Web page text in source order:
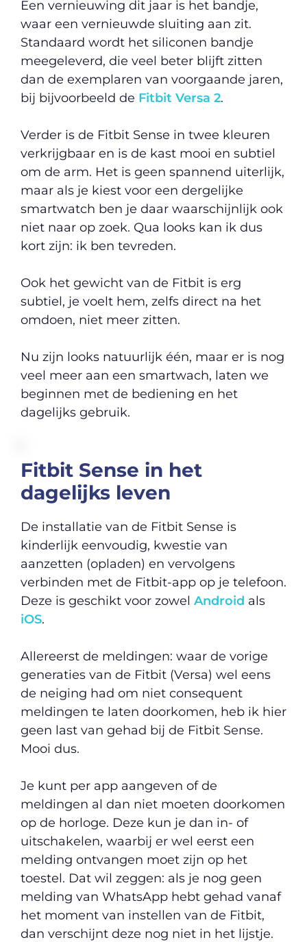
Een vernieuwing dit jaar is het bandje,
waar een vernieuwde sluiting aan zit.
Standaard wordt het siliconen bandje
meegeleverd, die veel beter blijft zitten
dan de exemplaren van voorgaande jaren,
bij bijvoorbeeld de Fitbit Versa 2.
Verder is de Fitbit Sense in twee kleuren
verkrijgbaar en is de kast mooi en subtiel
om de arm. Het is geen spannend uiterlijk,
maar als je kiest voor een dergelijke
smartwatch ben je daar waarschijnlijk ook
niet naar op zoek. Qua looks kan ik dus
kort zijn: ik ben tevreden.
Ook het gewicht van de Fitbit is erg
subtiel, je voelt hem, zelfs direct na het
omdoen, niet meer zitten.
Nu zijn looks natuurlijk één, maar er is nog
veel meer aan een smartwach, laten we
beginnen met de bediening en het
dagelijks gebruik.
Fitbit Sense in het
dagelijks leven
De installatie van de Fitbit Sense is
kinderlijk eenvoudig, kwestie van
aanzetten (opladen) en vervolgens
verbinden met de Fitbit-app op je telefoon.
Deze is geschikt voor zowel Android als
iOS.
Allereerst de meldingen: waar de vorige
generaties van de Fitbit (Versa) wel eens
de neiging had om niet consequent
meldingen te laten doorkomen, heb ik hier
geen last van gehad bij de Fitbit Sense.
Mooi dus.
Je kunt per app aangeven of de
meldingen al dan niet moeten doorkomen
op de horloge. Deze kun je dan in- of
uitschakelen, waarbij er wel eerst een
melding ontvangen moet zijn op het
toestel. Dat wil zeggen: als je nog geen
melding van WhatsApp hebt gehad vanaf
het moment van instellen van de Fitbit,
dan verschijnt deze nog niet in het lijstje.